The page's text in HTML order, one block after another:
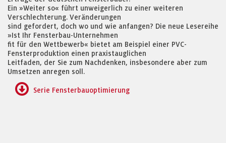
Ein »Weiter so« führt unweigerlich zu einer weiteren
Verschlechterung. Veränderungen
sind gefordert, doch wo und wie anfangen? Die neue Lesereihe
»Ist Ihr Fensterbau-Unternehmen
fit für den Wettbewerb« bietet am Beispiel einer PVC-
Fensterproduktion einen praxistauglichen
Leitfaden, der Sie zum Nachdenken, insbesondere aber zum
Umsetzen anregen soll.
Serie Fensterbauoptimierung